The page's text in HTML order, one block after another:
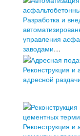
Разработка и
управления
заводами…
Реконструкция и
адресной
Реконструкция и